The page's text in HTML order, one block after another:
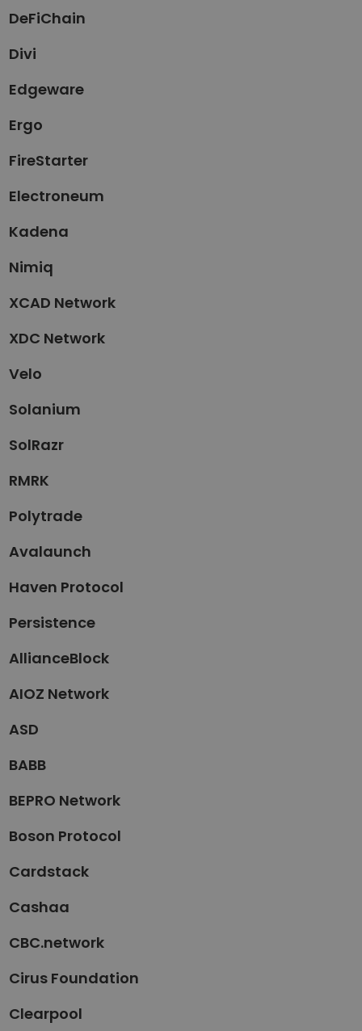
DeFiChain
Divi
Edgeware
Ergo
FireStarter
Electroneum
Kadena
Nimiq
XCAD Network
XDC Network
Velo
Solanium
SolRazr
RMRK
Polytrade
Avalaunch
Haven Protocol
Persistence
AllianceBlock
AIOZ Network
ASD
BABB
BEPRO Network
Boson Protocol
Cardstack
Cashaa
CBC.network
Cirus Foundation
Clearpool